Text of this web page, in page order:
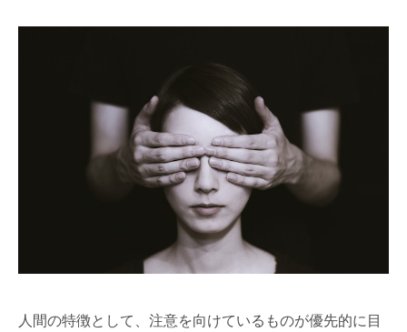
人間の特徴として、注意を向けているものが優先的に目